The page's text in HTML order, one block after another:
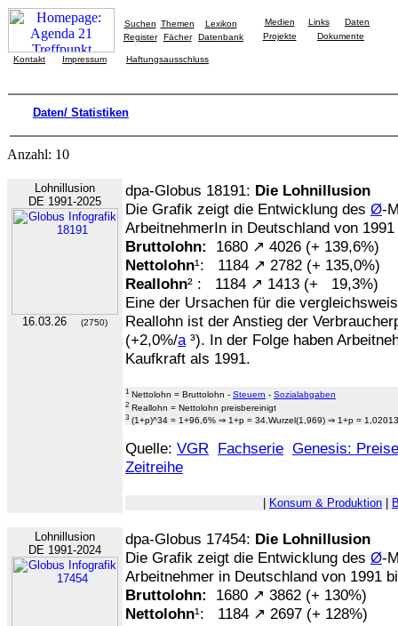
Suchen Themen
Lexikon
Register
Fächer Datenbank
Medien Links
Daten
Projekte
Dokumente
Kontakt Impressum Haftungsausschluss
Daten/ Statistiken
Anzahl: 10
Lohnillusion
DE 1991-2025
16.03.26 (2750)
dpa-Globus 18191: Die Lohnillusion
Die Grafik zeigt die Entwicklung des Ø-
ArbeitnehmerIn in Deutschland von
Bruttolohn:
1680 ↗ 4026 (+ 139,6%)
Nettolohn¹: 1184 ↗ 2782 (+ 135,0%)
Reallohn² : 1184 ↗ 1413 (+ 19,3%)
Eine der Ursachen für die
Reallohn ist der Anstieg der
(+2,0%/a³). In der Folge haben
Kaufkraft als 1991.
1 Nettolohn = Bruttolohn - Steuern - Sozialabgaben
2 Reallohn = Nettolohn preisbereinigt
3 (1+p)^34 = 1+96,6% ⇒ 1+p = 34.Wurzel(1,969) ⇒ 1+p =
Quelle: VGR Fachserie Genesis: Preise
Zeitreihe
Konsum & Produktion
Lohnillusion
DE 1991-2024
dpa-Globus 17454: Die Lohnillusion
Die Grafik zeigt die Entwicklung des Ø-
Arbeitnehmer in Deutschland von 1991
Bruttolohn:
1680 ↗ 3862 (+ 130%)
Nettolohn¹: 1184 ↗ 2697 (+ 128%)